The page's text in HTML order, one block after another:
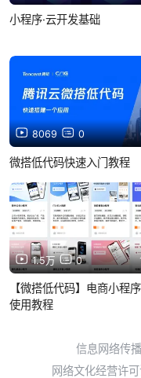
小程序·云开发基础
8069 0
微搭低代码快速入门教程
1.5万 0
【微搭低代码】电商小程
使用教程
信息网络传
网络文化经营许